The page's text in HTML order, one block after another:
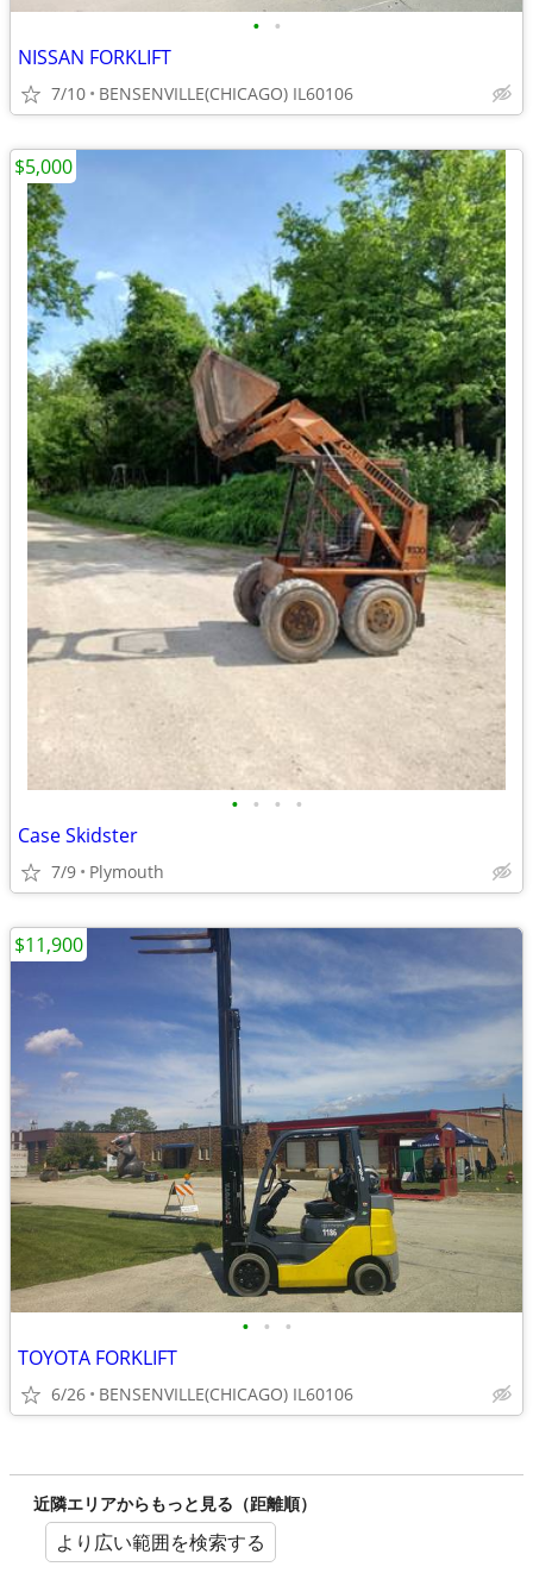
• •
NISSAN FORKLIFT
7/10 BENSENVILLE(CHICAGO) IL60106
• • • •
Case Skidster
7/9 Plymouth
$5,000
• • •
TOYOTA FORKLIFT
6/26 BENSENVILLE(CHICAGO) IL60106
$11,900
近隣エリアからもっと見る（距離順）
より広い範囲を検索する